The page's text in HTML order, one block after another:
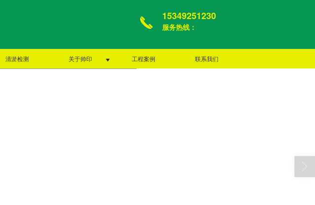
15349251230
服务热线：
清淤检测 关于帅印 工程案例 联系我们